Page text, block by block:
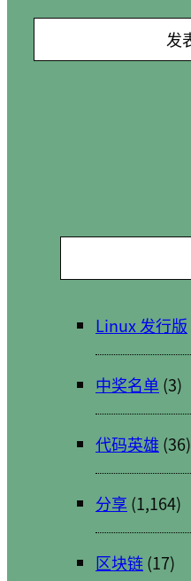
索
Linux 发行版
中奖名单 (3)
代码英雄 (36)
分享 (1,164)
区块链(17)